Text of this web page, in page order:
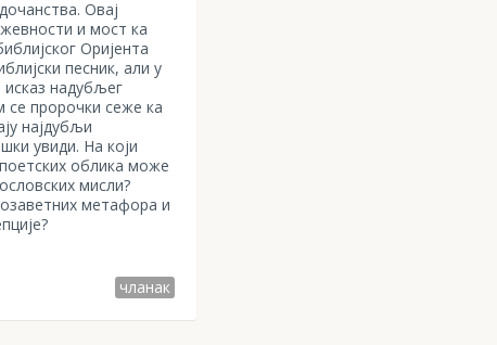
Овај
и мост ка
Оријента
песник, али у
надубљег
се пророчки сеже ка
најдубљи
увиди. На који
облика може
мисли?
метафора и
чланак